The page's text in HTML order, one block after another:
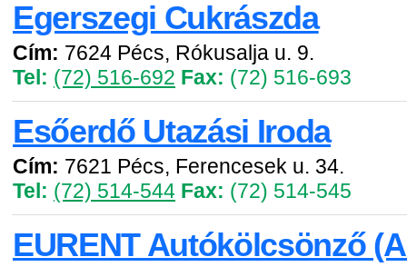
Egerszegi Cukrászda
Cím: 7624 Pécs, Rókusalja u. 9.
Tel: (72) 516-692 Fax: (72) 516-693
Esőerdő Utazási Iroda
Cím: 7621 Pécs, Ferencesek u. 34.
Tel: (72) 514-544 Fax: (72) 514-545
EURENT Autókölcsönző